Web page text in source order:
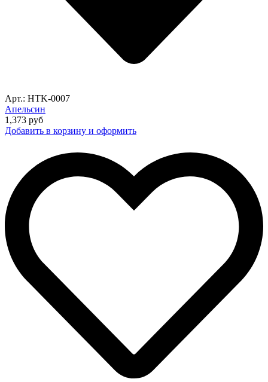
Арт.: HTK-0007
Апельсин
1,373 руб
Добавить в корзину и оформить